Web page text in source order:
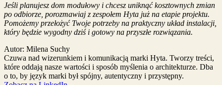
Jeśli planujesz dom modułowy i chcesz uniknąć kosztownych zmian
po odbiorze, porozmawiaj z zespołem Hyta już na etapie projektu.
Pomożemy przełożyć Twoje potrzeby na praktyczny układ instalacji,
który będzie wygodny dziś i gotowy na przyszłe rozwiązania.
Autor: Milena Suchy
Czuwa nad wizerunkiem i komunikacją marki Hyta. Tworzy treści,
które oddają nasze wartości i sposób myślenia o architekturze. Dba
o to, by język marki był spójny, autentyczny i przystępny.